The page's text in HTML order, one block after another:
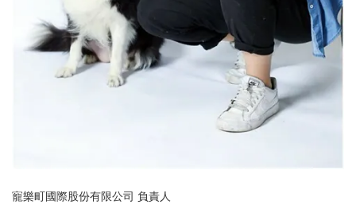
寵樂町國際股份有限公司 負責人